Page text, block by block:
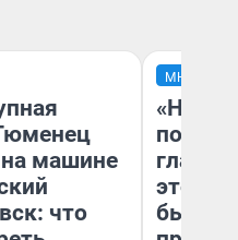
машине
что
МНЕНИЕ
этого
бьет